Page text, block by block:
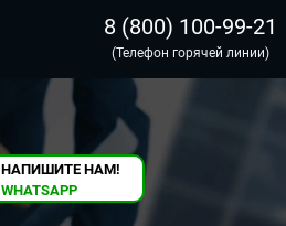
8 (800) 100-99-21
(Телефон горячей линии)
НАПИШИТЕ НАМ!
WHATSAPP